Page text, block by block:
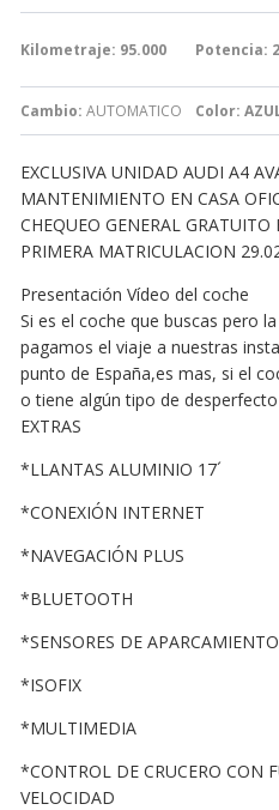
Kilometraje: 95.000 Potencia:
Cambio: AUTOMATICO Color:
EXCLUSIVA UNIDAD AUDI A4
MANTENIMIENTO EN CASA
CHEQUEO GENERAL
PRIMERA MATRICULACION
Presentación Vídeo del coche
Si es el coche que buscas pero
pagamos el viaje a nuestras
punto de España,es mas, si el
o tiene algún tipo de
EXTRAS
*LLANTAS ALUMINIO 17´
*CONEXIÓN INTERNET
*NAVEGACIÓN PLUS
*BLUETOOTH
*SENSORES DE
*ISOFIX
*MULTIMEDIA
*CONTROL DE CRUCERO CON
VELOCIDAD